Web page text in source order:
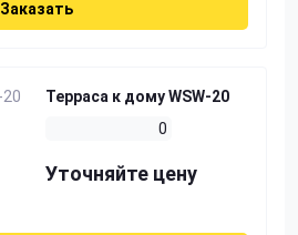
Заказать
Терраса к дому WSW-20
0
Уточняйте цену